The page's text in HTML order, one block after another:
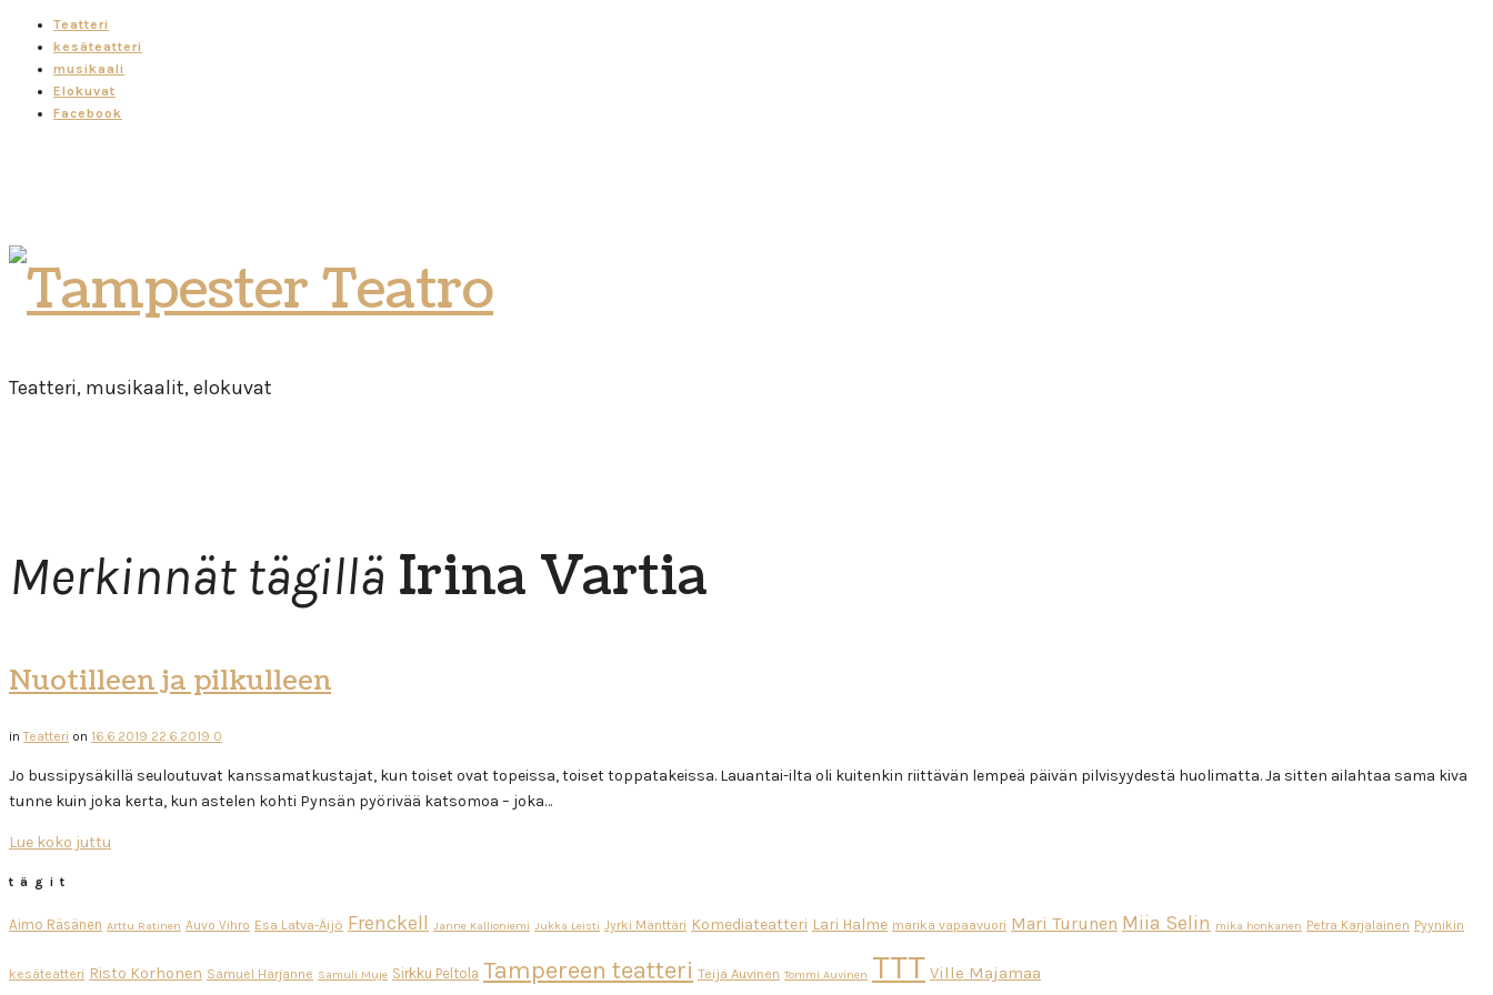
Teatteri
kesäteatteri
musikaali
Elokuvat
Facebook
Tampester
Teatro
Teatteri, musikaalit, elokuvat
Merkinnät tägillä Irina Vartia
Nuotilleen ja pilkulleen
inTeatteri on 16.6.2019 22.6.2019 0
Jo bussipysäkillä seuloutuvat kanssamatkustajat, kun toiset ovat topeissa, toiset toppatakeissa. Lauantai-ilta oli kuitenkin riittävän lempeä päivän pilvisyydestä huolimatta. Ja sitten ailahtaa sama kiva
tunne kuin joka kerta, kun astelen kohti Pynsän pyörivää katsomoa – joka…
Lue koko juttu
tägit
Aimo Räsänen Arttu Ratinen Auvo Vihro Esa Latva-Äijö Frenckell Janne Kallioniemi Jukka Leisti Jyrki Mänttäri Komediateatteri Lari Halme marika vapaavuori Mari Turunen Miia Selin mika honkanen Petra Karjalainen Pyynikin
kesäteatteri Risto Korhonen Samuel Harjanne Samuli Muje Sirkku Peltola Tampereen teatteri Teija Auvinen Tommi Auvinen TTT Ville Majamaa